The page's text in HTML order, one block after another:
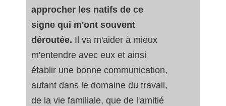
approcher les natifs de ce
signe qui m'ont souvent
déroutée. Il va m'aider à mieux
m'entendre avec eux et ainsi
établir une bonne communication,
autant dans le domaine du travail,
de la vie familiale, que de l'amitié